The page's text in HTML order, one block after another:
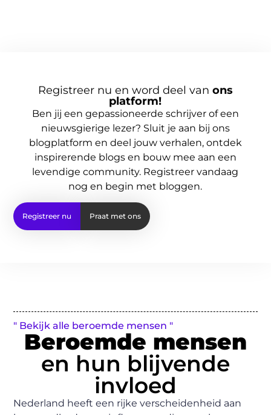
Registreer nu en word deel van ons
platform!
Ben jij een gepassioneerde schrijver of een
nieuwsgierige lezer? Sluit je aan bij ons
blogplatform en deel jouw verhalen, ontdek
inspirerende blogs en bouw mee aan een
levendige community. Registreer vandaag
nog en begin met bloggen.
Registreer nu Praat met ons
" Bekijk alle beroemde mensen "
Beroemde mensen
en hun blijvende
invloed
Nederland heeft een rijke verscheidenheid aan